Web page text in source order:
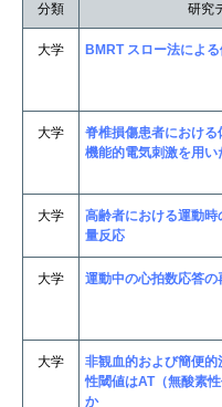
分類
研究
大学 BMRT スロー法によ
大学
脊椎損傷患者におけ
機能的電気刺激を用
大学
高齢者における運動
量反応
大学 運動中の心拍数応答の
大学
非観血的および簡便
性閾値はAT（無酸素
か